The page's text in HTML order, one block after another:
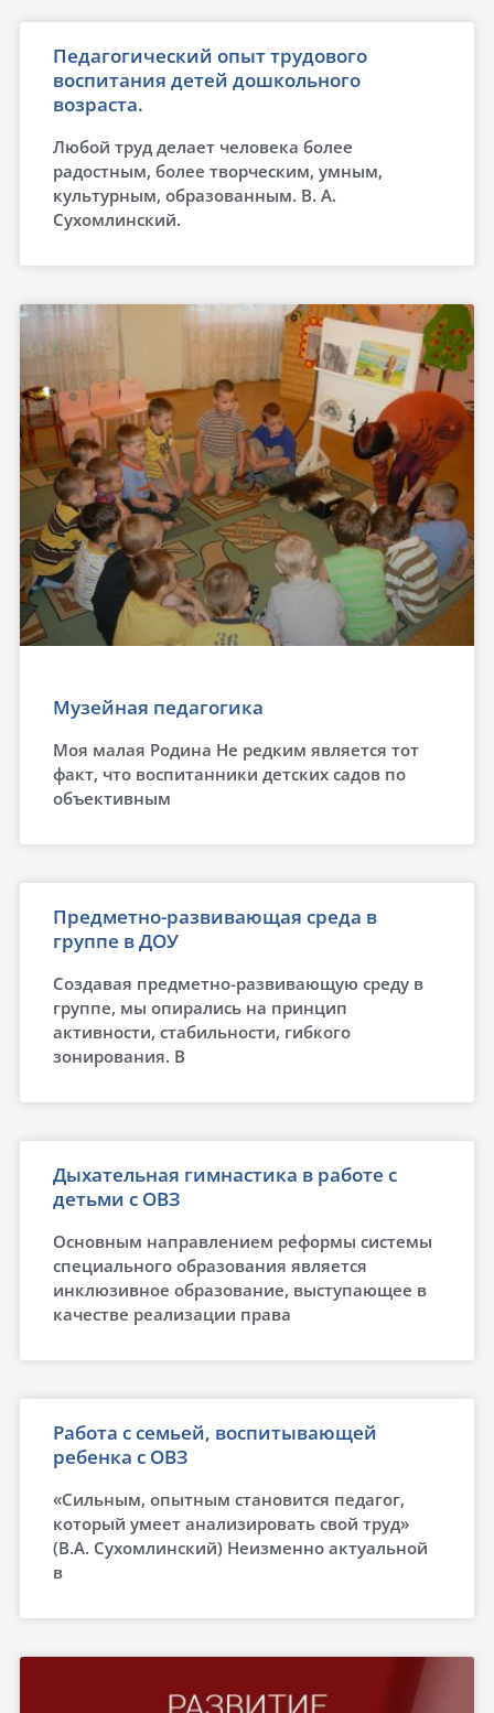
Педагогический опыт трудового
воспитания детей дошкольного
возраста.
Любой труд делает человека более
радостным, более творческим, умным,
культурным, образованным. В. А.
Сухомлинский.
Музейная педагогика
Моя малая Родина Не редким является тот
факт, что воспитанники детских садов по
объективным
Предметно-развивающая среда в
группе в ДОУ
Создавая предметно-развивающую среду в
группе, мы опирались на принцип
активности, стабильности, гибкого
зонирования. В
Дыхательная гимнастика в работе с
детьми с ОВЗ
Основным направлением реформы системы
специального образования является
инклюзивное образование, выступающее в
качестве реализации права
Работа с семьей, воспитывающей
ребенка с ОВЗ
«Сильным, опытным становится педагог,
который умеет анализировать свой труд»
(В.А. Сухомлинский) Неизменно актуальной
в